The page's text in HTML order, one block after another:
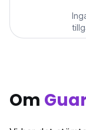
swimming
Om